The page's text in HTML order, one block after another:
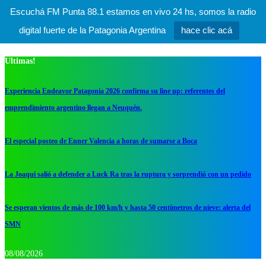
Escuchá FM Punta 88.1 estamos en vivo 24 hs, somos la radio
digital fuerte de la Patagonia Argentina
hace clic acá
Ultimas!
Experiencia Endeavor Patagonia 2026 confirma su line up: referentes del
emprendimiento argentino llegan a Neuquén.
El especial posteo de Enner Valencia a horas de sumarse a Boca
La Joaqui salió a defender a Luck Ra tras la ruptura y sorprendió con un pedido
Se esperan vientos de más de 100 km/h y hasta 50 centímetros de nieve: alerta del
SMN
08/08/2026